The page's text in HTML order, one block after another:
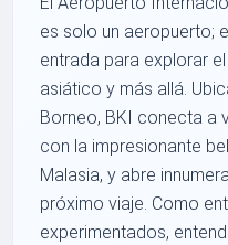
es solo un aeropuerto;
entrada para explorar
asiático y más allá.
Borneo, BKI conecta a
con la impresionante
Malasia, y abre
próximo viaje. Como
experimentados,